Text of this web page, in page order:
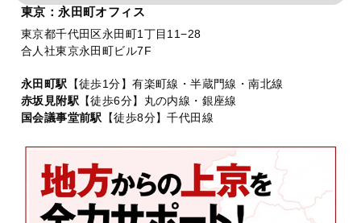
東京：永田町オフィス
東京都千代田区永田町1丁目11−28
合人社東京永田町ビル7F
永田町駅 【徒歩1分】有楽町線・半蔵門線・南北線
赤坂見附駅 【徒歩6分】丸の内線・銀座線
国会議事堂前駅
【徒歩8分】千代田線